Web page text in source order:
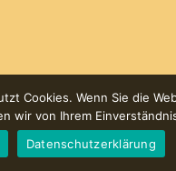
Cookies. Wenn Sie die
wir von Ihrem
Datenschutzerklärung